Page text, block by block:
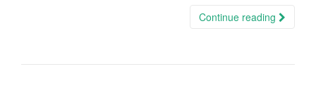
Continue reading